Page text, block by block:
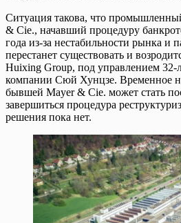
Ситуация такова, что
& Cie., начавший процедуру
года из-за нестабильности рынка и
перестанет существовать и
Huixing Group, под управлением 32-
компании Сюй Хунцзе. Временное
бывшей Mayer & Cie. может стать
завершиться процедура
решения пока нет.